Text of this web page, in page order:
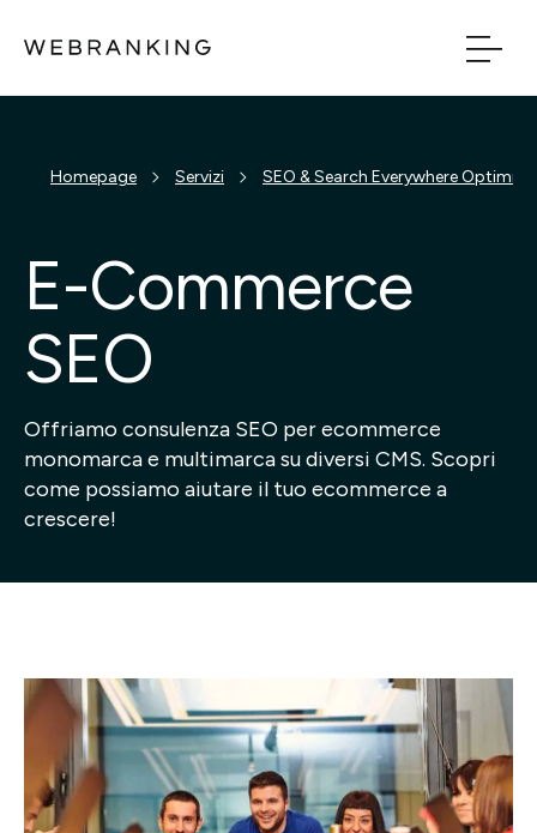
Build
Bridge
Tech
Chi Siamo
Cosa facciamo
Progetti
Careers
Contatti
Homepage Servizi SEO & Search Everywhere
E-Commerce
SEO
Offriamo consulenza SEO per ecommerce
monomarca e multimarca su diversi CMS. Scopri
come possiamo aiutare il tuo ecommerce a
crescere!